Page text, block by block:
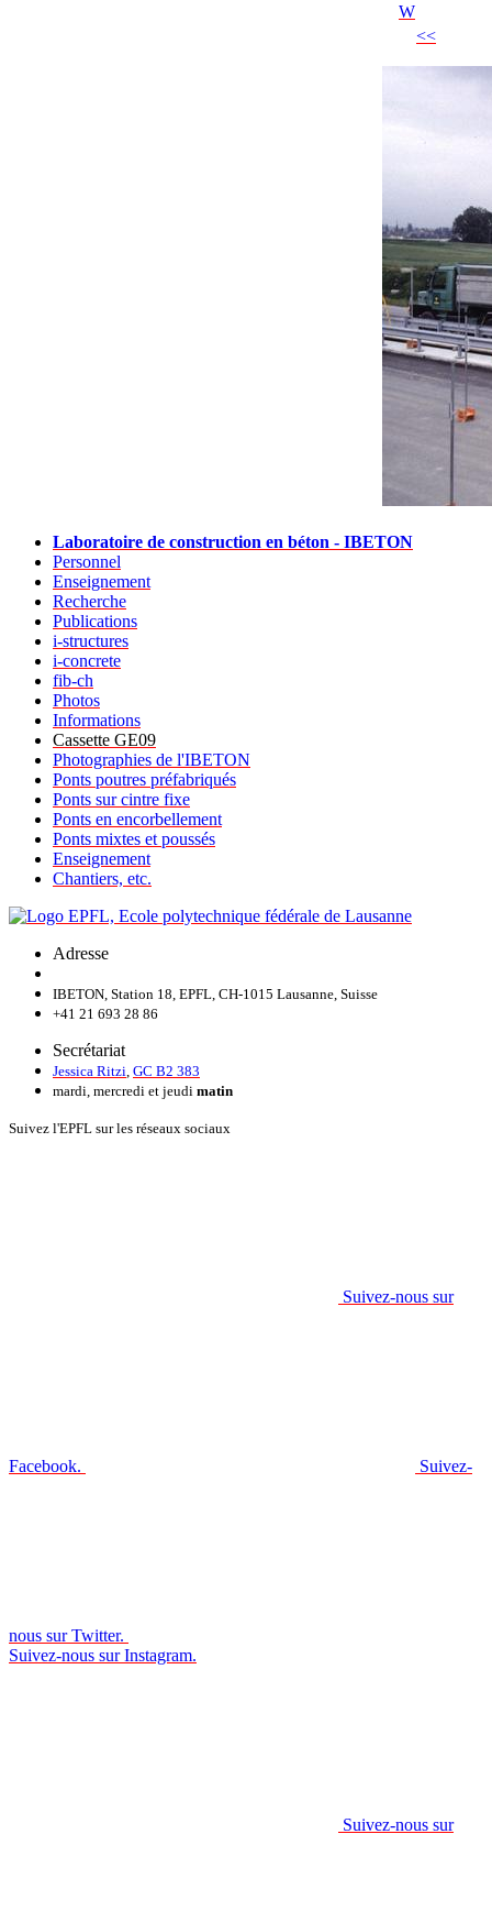
W
<<
Laboratoire de construction en béton - IBETON
Personnel
Enseignement
Recherche
Publications
i-structures
i-concrete
fib-ch
Photos
Informations
Cassette GE09
Photographies de l'IBETON
Ponts poutres préfabriqués
Ponts sur cintre fixe
Ponts en encorbellement
Ponts mixtes et poussés
Enseignement
Chantiers, etc.
Adresse
IBETON, Station 18, EPFL, CH-1015 Lausanne, Suisse
+41 21 693 28 86
Secrétariat
Jessica Ritzi GC B2 383
mardi, mercredi et jeudi matin
Suivez l'EPFL sur les réseaux sociaux
Suivez-nous sur
Facebook. Suivez-
nous sur Twitter.
Suivez-nous sur Instagram.
Suivez-nous sur